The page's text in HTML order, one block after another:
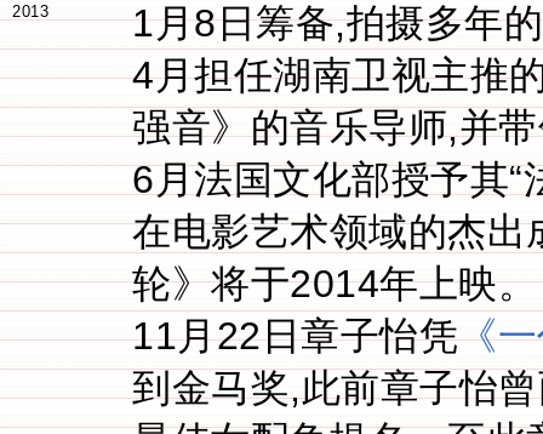
2013
1月8日筹备,拍摄多年的
4月担任湖南卫视主推
强音》的音乐导师,并
6月法国文化部授予其“
在电影艺术领域的杰出
轮》将于2014年上映。
11月22日章子怡凭《
到金马奖,此前章子怡